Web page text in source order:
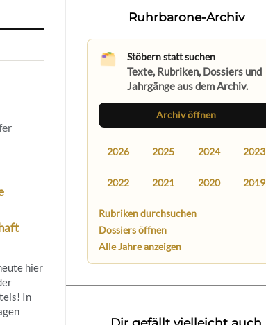
hier
In
Ruhrbarone-Archiv
Stöbern statt suchen
Texte, Rubriken, Dossiers und
Jahrgänge aus dem Archiv.
Archiv öffnen
2026 2025 2024 2023
2022 2021 2020 2019
Rubriken durchsuchen
Dossiers öffnen
Alle Jahre anzeigen